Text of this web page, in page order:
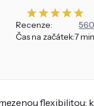
Recenze:
560
Čas na začátek:7 min
flexibilitou: